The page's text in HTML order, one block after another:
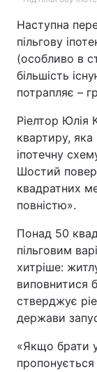
Наступна
пільгову
(особливо в
більшість
потрапляє –
Ріелтор Юлія
квартиру, яка
іпотечну
Шостий
квадратних
повністю».
Понад 50
пільговим
хитріше:
виповнитися
стверджує
держави
«Якщо брати